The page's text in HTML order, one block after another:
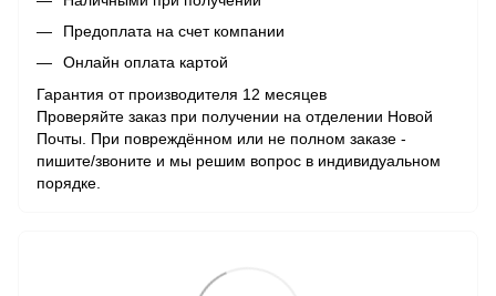
Предоплата на счет компании
Онлайн оплата картой
Гарантия от производителя 12 месяцев
Проверяйте заказ при получении на отделении Новой
Почты. При повреждённом или не полном заказе -
пишите/звоните и мы решим вопрос в индивидуальном
порядке.